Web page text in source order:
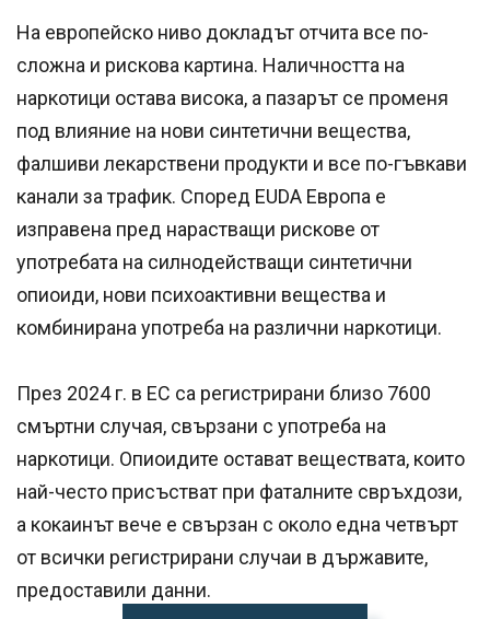
На европейско ниво докладът отчита все по-
сложна и рискова картина. Наличността на
наркотици остава висока, а пазарът се променя
под влияние на нови синтетични вещества,
фалшиви лекарствени продукти и все по-гъвкави
канали за трафик. Според EUDA Европа е
изправена пред нарастващи рискове от
употребата на силнодействащи синтетични
опиоиди, нови психоактивни вещества и
комбинирана употреба на различни наркотици.
През 2024 г. в ЕС са регистрирани близо 7600
смъртни случая, свързани с употреба на
наркотици. Опиoидите остават веществата, които
най-често присъстват при фаталните свръхдози,
а кокаинът вече е свързан с около една четвърт
от всички регистрирани случаи в държавите,
предоставили данни.